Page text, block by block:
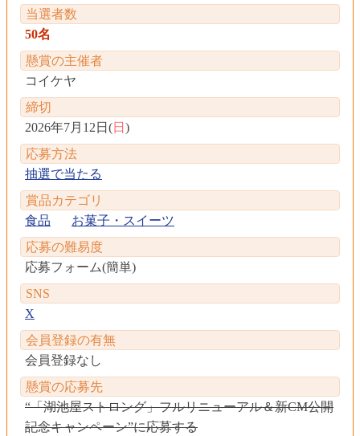
当選者数
50名
懸賞の主催者
コイケヤ
締切
2026年7月12日(日 )
応募方法
抽選で当たる
賞品カテゴリ
食品
お菓子・スイーツ
応募の難易度
応募フォーム(簡単)
SNS
X
会員登録の有無
会員登録なし
懸賞の応募先
“「湖池屋ストロング」フルリニューアル＆新CM公開
記念キャンペーン”に応募する